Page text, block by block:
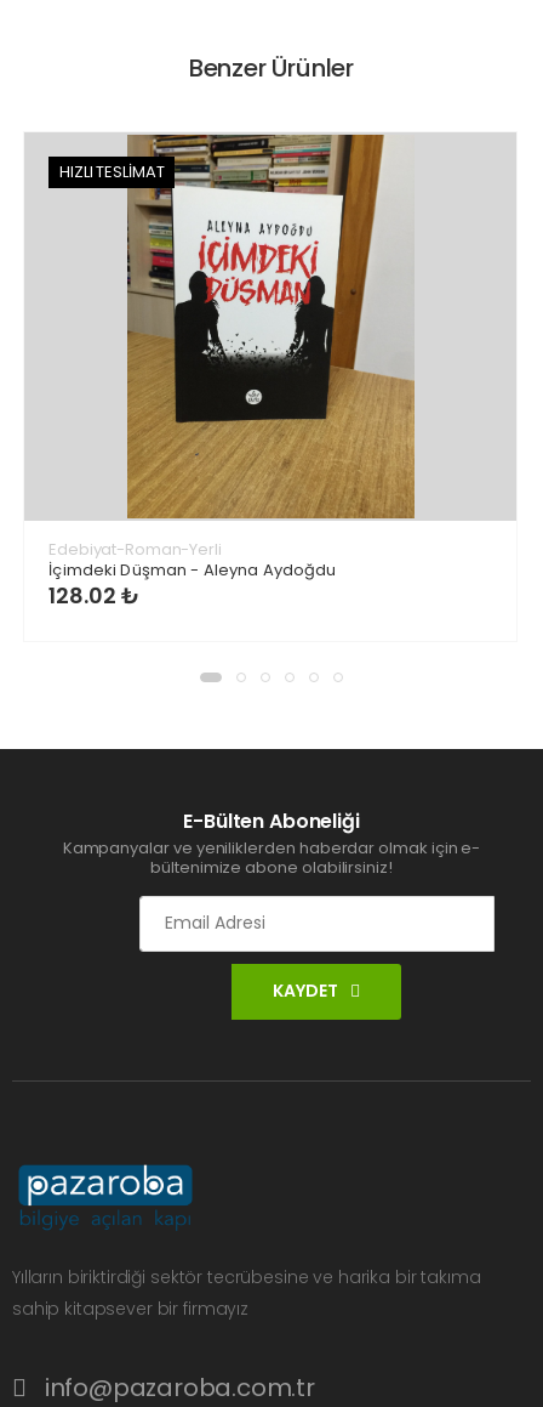
Benzer Ürünler
HIZLI TESLİMAT
Edebiyat-Roman-Yerli
İçimdeki Düşman - Aleyna Aydoğdu
128.02 ₺
E-Bülten Aboneliği
Kampanyalar ve yeniliklerden haberdar olmak için e-
bültenimize abone olabilirsiniz!
KAYDET
Yılların biriktirdiği sektör tecrübesine ve harika bir takıma
sahip kitapsever bir firmayız
info@pazaroba.com.tr